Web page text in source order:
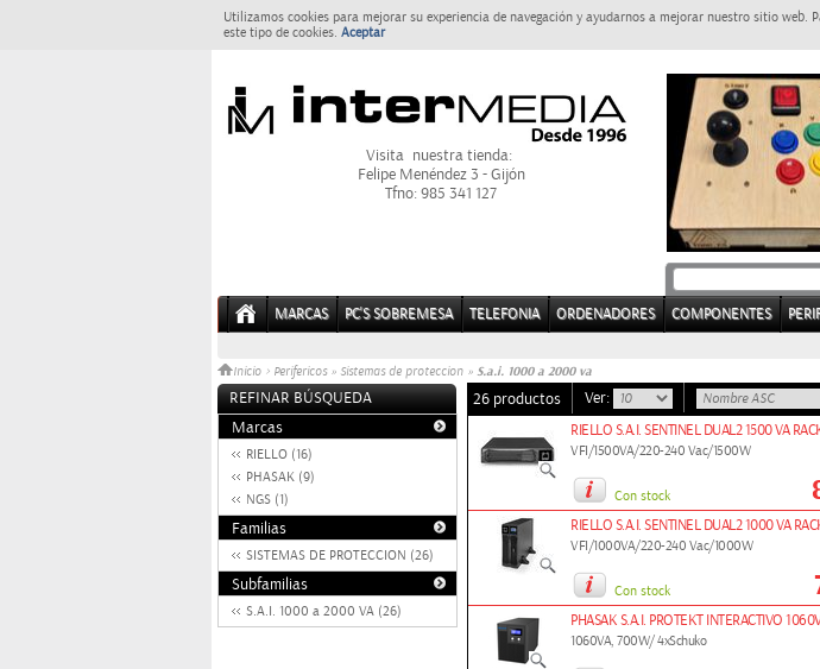
Utilizamos cookies para mejorar su experiencia de navegación y ayudarnos a mejorar nuestro sitio
este tipo de cookies. Aceptar
Visita nuestra tienda:
Felipe Menéndez 3 - Gijón
Tfno: 985 341 127
MARCAS PC'S SOBREMESA TELEFONIA ORDENADORES COMPONENTES
Inicio > Perifericos » Sistemas de proteccion » S.a.i. 1000 a 2000 va
REFINAR BÚSQUEDA
Marcas
RIELLO (16)
PHASAK (9)
NGS (1)
Familias
SISTEMAS DE PROTECCION (26)
Subfamilias
S.A.I. 1000 a 2000 VA (26)
26 productos Ver:
RIELLO S.A.I. SENTINEL DUAL2 1500 VA
VFI/1500VA/220-240 Vac/1500W
Con stock
RIELLO S.A.I. SENTINEL DUAL2 1000 VA
VFI/1000VA/220-240 Vac/1000W
Con stock
PHASAK S.A.I. PROTEKT INTERACTIVO
1060VA, 700W/ 4xSchuko